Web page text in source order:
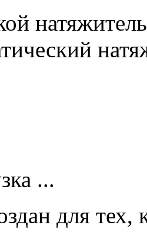
...
для тех,